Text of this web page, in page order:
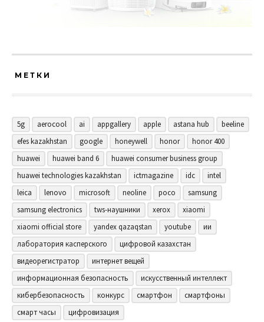
МЕТКИ
5g aerocool ai appgallery apple astana hub
beeline
efes kazakhstan
google honeywell honor
honor 400
huawei
huawei band 6
huawei consumer business group
huawei technologies kazakhstan
ictmagazine idc
intel
leica
lenovo microsoft neoline poco
samsung
samsung electronics
tws-наушники xerox
xiaomi
xiaomi official store
yandex qazaqstan youtube
ии
лаборатория касперского
цифровой казахстан
видеорегистратор
интернет вещей
информационная безопасность
искусственный интеллект
кибербезопасность
конкурс смартфон
смартфоны
смарт часы
цифровизация